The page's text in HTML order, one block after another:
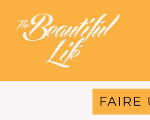
contenu
FAIRE